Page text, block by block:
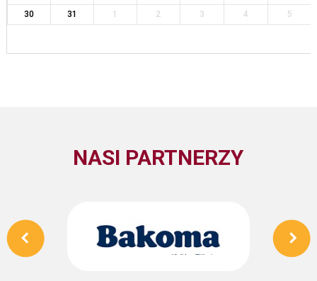
30
31 1 2 3 4 5
NASI PARTNERZY